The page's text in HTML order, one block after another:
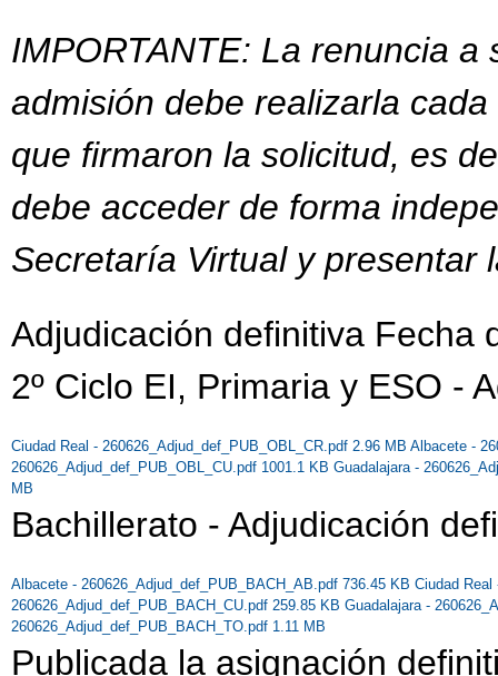
IMPORTANTE: La renuncia
admisión debe realizarla
que firmaron la solicitud, es
debe acceder de forma
Secretaría Virtual y presentar
Adjudicación definitiva Fecha
2º Ciclo EI, Primaria y ESO -
Ciudad Real - 260626_Adjud_def_PUB_OBL_CR.pdf 2.96 MB Albacete -
260626_Adjud_def_PUB_OBL_CU.pdf 1001.1 KB Guadalajara -
MB
Bachillerato - Adjudicación
Albacete - 260626_Adjud_def_PUB_BACH_AB.pdf 736.45 KB Ciudad
260626_Adjud_def_PUB_BACH_CU.pdf 259.85 KB Guadalajara -
260626_Adjud_def_PUB_BACH_TO.pdf 1.11 MB
Publicada la asignación